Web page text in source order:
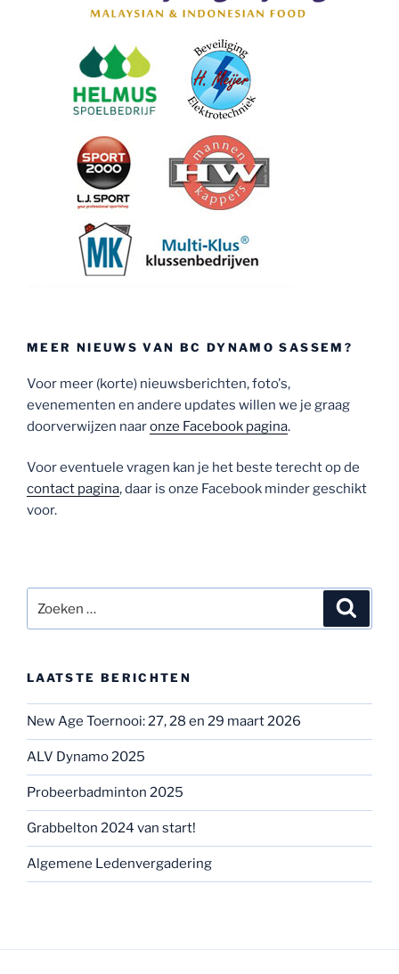
MEER NIEUWS VAN BC DYNAMO SASSEM?
Voor meer (korte) nieuwsberichten, foto's,
evenementen en andere updates willen we je graag
doorverwijzen naaronze Facebook pagina.
Voor eventuele vragen kan je het beste terecht op de
contact pagina, daar is onze Facebook minder geschikt
voor.
naar:
LAATSTE BERICHTEN
New Age Toernooi: 27, 28 en 29 maart 2026
ALV Dynamo 2025
Probeerbadminton 2025
Grabbelton 2024 van start!
Algemene Ledenvergadering